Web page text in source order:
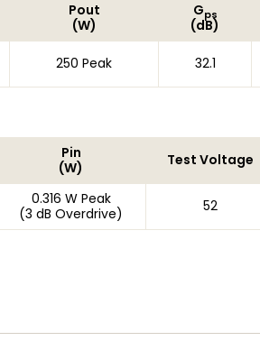
Pout
(W)
Gps
(dB)
250 Peak 32.1
Pin
(W)
Test Voltage
0.316 W Peak
(3 dB Overdrive)
52